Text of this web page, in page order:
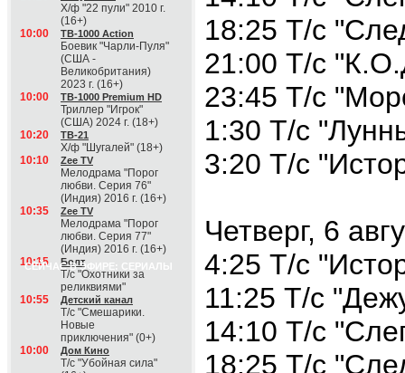
Х/ф "22 пули" 2010 г.
(16+)
10:00
ТВ-1000 Action
Боевик "Чарли-Пуля"
(США -
Великобритания)
2023 г. (16+)
10:00
ТВ-1000 Premium HD
Триллер "Игрок"
(США) 2024 г. (18+)
10:20
ТВ-21
Х/ф "Шугалей" (18+)
10:10
Zee TV
Мелодрама "Порог
любви. Серия 76"
(Индия) 2016 г. (16+)
10:35
Zee TV
Мелодрама "Порог
любви. Серия 77"
(Индия) 2016 г. (16+)
СЕЙЧАС В ЭФИРЕ: СЕРИАЛЫ
10:15 Болт
Т/с "Охотники за
реликвиями"
10:55
Детский канал
Т/с "Смешарики.
Новые
приключения" (0+)
10:00
Дом Кино
Т/с "Убойная сила"
18:25 Т/с
21:00 Т/с
23:45 Т/с
1:30 Т/с
3:20 Т/с
Четверг, 6
4:25 Т/с
11:25 Т/с
14:10 Т/с
18:25 Т/с